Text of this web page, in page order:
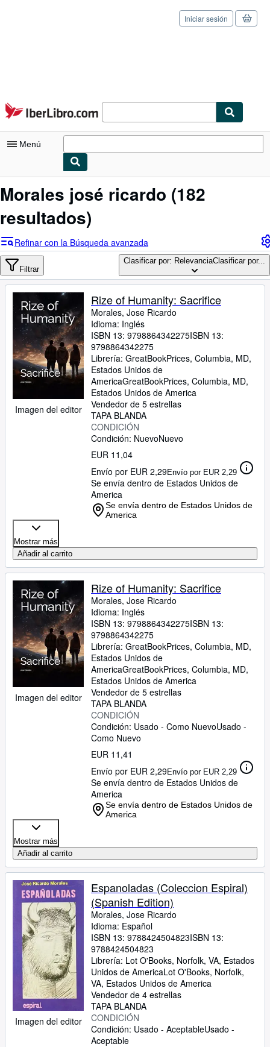
Pasar al contenido principal
IberLibro.com
Iniciar sesión
Menú
Mi cuenta
Consultar mis pedidos
Búsqueda avanzada
Colecciones
Libros antiguos
Arte y coleccionismo
Vendedores
Comenzar a vender
Ayuda
CERRAR
Morales josé ricardo (182
resultados)
Refinar con la Búsqueda avanzada
Filtrar
Clasificar por: RelevanciaClasificar por...
Imagen del editor
Rize of Humanity: Sacrifice
Morales, Jose Ricardo
Idioma: Inglés
ISBN 13: 9798864342275ISBN 13:
9798864342275
Librería: GreatBookPrices, Columbia, MD,
Estados Unidos de
AmericaGreatBookPrices, Columbia, MD,
Estados Unidos de America
Vendedor de 5 estrellas
TAPA BLANDA
CONDICIÓN
Condición: NuevoNuevo
EUR 11,04
Envío por EUR 2,29Envío por EUR 2,29
Se envía dentro de Estados Unidos de
America
Se envía dentro de Estados Unidos de
America
Mostrar más
Añadir al carrito
Imagen del editor
Rize of Humanity: Sacrifice
Morales, Jose Ricardo
Idioma: Inglés
ISBN 13: 9798864342275ISBN 13:
9798864342275
Librería: GreatBookPrices, Columbia, MD,
Estados Unidos de
AmericaGreatBookPrices, Columbia, MD,
Estados Unidos de America
Vendedor de 5 estrellas
TAPA BLANDA
CONDICIÓN
Condición: Usado - Como NuevoUsado -
Como Nuevo
EUR 11,41
Envío por EUR 2,29Envío por EUR 2,29
Se envía dentro de Estados Unidos de
America
Se envía dentro de Estados Unidos de
America
Mostrar más
Añadir al carrito
Imagen del editor
Espanoladas (Coleccion Espiral)
(Spanish Edition)
Morales, Jose Ricardo
Idioma: Español
ISBN 13: 9788424504823ISBN 13:
9788424504823
Librería: Lot O'Books, Norfolk, VA, Estados
Unidos de AmericaLot O'Books, Norfolk,
VA, Estados Unidos de America
Vendedor de 4 estrellas
TAPA BLANDA
CONDICIÓN
Condición: Usado - AceptableUsado -
Aceptable